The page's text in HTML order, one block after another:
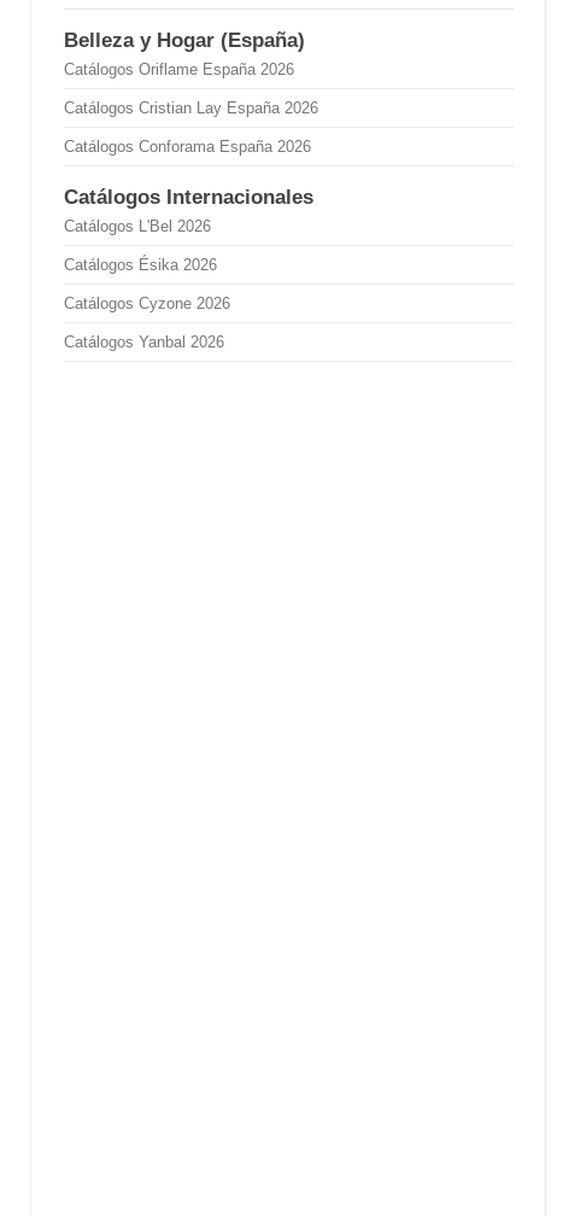
Belleza y Hogar (España)
Catálogos Oriflame España 2026
Catálogos Cristian Lay España 2026
Catálogos Conforama España 2026
Catálogos Internacionales
Catálogos L'Bel 2026
Catálogos Ésika 2026
Catálogos Cyzone 2026
Catálogos Yanbal 2026